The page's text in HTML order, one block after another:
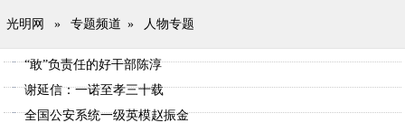
光明网 » 专题频道 » 人物专题
“敢”负责任的好干部陈淳
谢延信：一诺至孝三十载
全国公安系统一级英模赵振金